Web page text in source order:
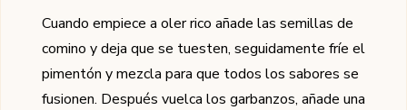
Cuando empiece a oler rico añade las semillas de
comino y deja que se tuesten, seguidamente fríe el
pimentón y mezcla para que todos los sabores se
fusionen. Después vuelca los garbanzos, añade una